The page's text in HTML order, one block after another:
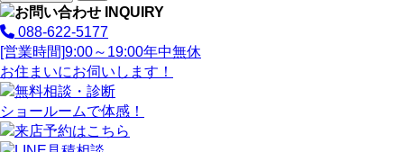
088-622-5177
[営業時間]9:00～19:00年中無休
お住まいにお伺いします！
ショールームで体感！